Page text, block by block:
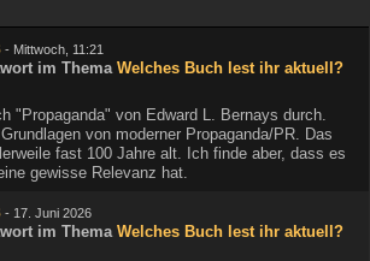
- Mittwoch, 11:21
im Thema Welches Buch lest ihr aktuell?
"Propaganda" von Edward L. Bernays durch.
von moderner Propaganda/PR. Das
fast 100 Jahre alt. Ich finde aber, dass es
gewisse Relevanz hat.
- 17. Juni 2026
im Thema Welches Buch lest ihr aktuell?